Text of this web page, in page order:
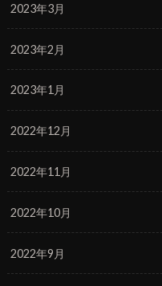
2023年3月
2023年2月
2023年1月
2022年12月
2022年11月
2022年10月
2022年9月